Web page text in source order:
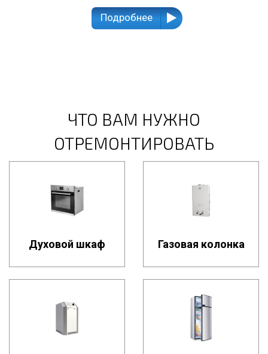
Подробнее
ЧТО ВАМ НУЖНО
ОТРЕМОНТИРОВАТЬ
Духовой шкаф Газовая колонка